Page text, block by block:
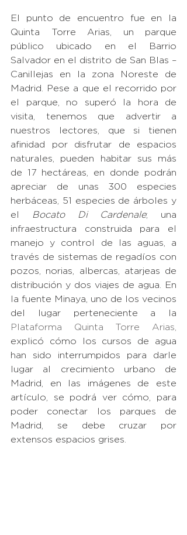
El punto de encuentro fue en la
Quinta Torre Arias, un parque
público ubicado en el Barrio
Salvador en el distrito de San Blas –
Canillejas en la zona Noreste de
Madrid. Pese a que el recorrido por
el parque, no superó la hora de
visita, tenemos que advertir a
nuestros lectores, que si tienen
afinidad por disfrutar de espacios
naturales, pueden habitar sus más
de 17 hectáreas, en donde podrán
apreciar de unas 300 especies
herbáceas, 51 especies de árboles y
el
Bocato Di Cardenale; una
infraestructura construida para el
manejo y control de las aguas, a
través de sistemas de regadíos con
pozos, norias, albercas, atarjeas de
distribución y dos viajes de agua. En
la fuente Minaya, uno de los vecinos
explicó cómo los cursos de agua
han sido interrumpidos para darle
lugar al crecimiento urbano de
Madrid, en las imágenes de este
artículo, se podrá ver cómo, para
poder conectar los parques de
Madrid, se debe cruzar por
extensos espacios grises.